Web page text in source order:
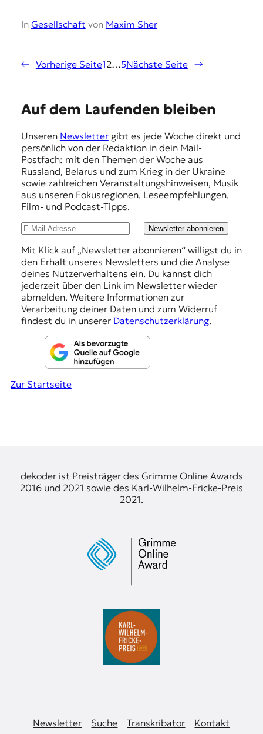
In Gesellschaft von Maxim Sher
← Vorherige Seite12…5Nächste Seite →
Auf dem Laufenden bleiben
Unseren Newslettergibt es jede Woche direkt und
persönlich von der Redaktion in dein Mail-
Postfach: mit den Themen der Woche aus
Russland, Belarus und zum Krieg in der Ukraine
sowie zahlreichen Veranstaltungshinweisen, Musik
aus unseren Fokusregionen, Leseempfehlungen,
Film- und Podcast-Tipps.
Newsletter abonnieren
Mit Klick auf „Newsletter abonnieren“ willigst du in
den Erhalt unseres Newsletters und die Analyse
deines Nutzerverhaltens ein. Du kannst dich
jederzeit über den Link im Newsletter wieder
abmelden. Weitere Informationen zur
Verarbeitung deiner Daten und zum Widerruf
findest du in unserer Datenschutzerklärung.
Zur Startseite
dekoder ist Preisträger des Grimme Online Awards
2016 und 2021 sowie des Karl-Wilhelm-Fricke-Preis
2021.
Newsletter Suche Transkribator Kontakt